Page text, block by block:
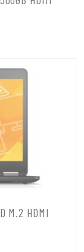
M.2 HDMI